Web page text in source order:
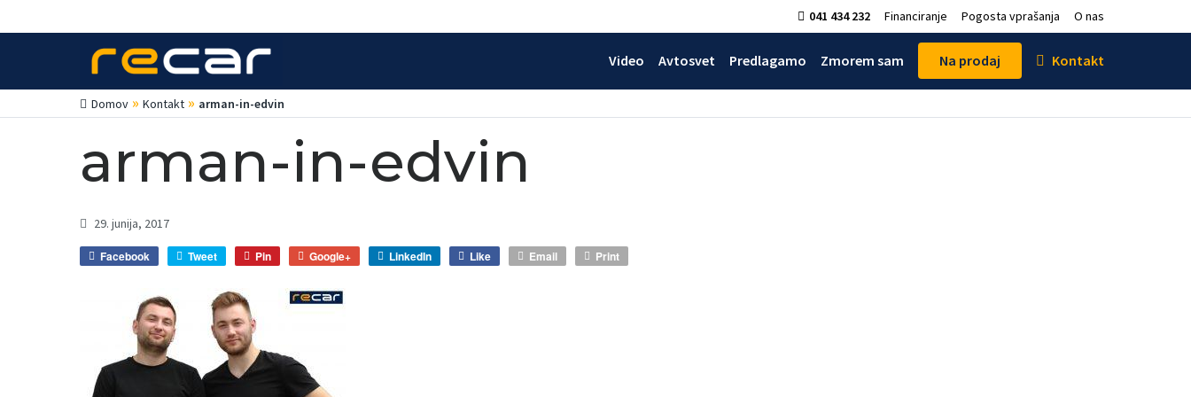
041 434 232 Financiranje Pogosta vprašanja O nas
Video Avtosvet Predlagamo Zmorem sam Na prodaj Kontakt
Domov » Kontakt » arman-in-edvin
arman-in-edvin
29. junija, 2017
Facebook Tweet Pin Google+ LinkedIn Like Email Print